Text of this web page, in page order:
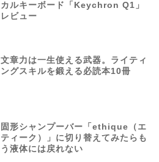
カルキーボード「Keychron Q1」
レビュー
文章力は一生使える武器。ライティ
ングスキルを鍛える必読本10冊
固形シャンプーバー「ethique（エ
ティーク）」に切り替えてみたらも
う液体には戻れない